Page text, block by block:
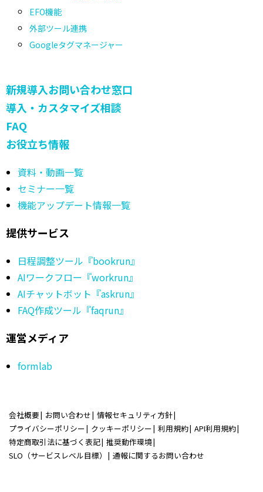
EFO機能
外部ツール連携
Googleタグマネージャー
新規導入お問い合わせ窓口
導入・カスタマイズ相談
FAQ
お役立ち情報
資料・動画一覧
セミナー一覧
機能アップデート情報一覧
提供サービス
日程調整ツール『bookrun』
AIワークフロー『workrun』
AIチャットボット『askrun』
FAQ作成ツール『faqrun』
運営メディア
formlab
会社概要 お問い合わせ 情報セキュリティ方針
プライバシーポリシー
クッキーポリシー 利用規約 API利用規約
特定商取引法に基づく表記 推奨動作環境
SLO（サービスレベル目標）
通報に関するお問い合わせ